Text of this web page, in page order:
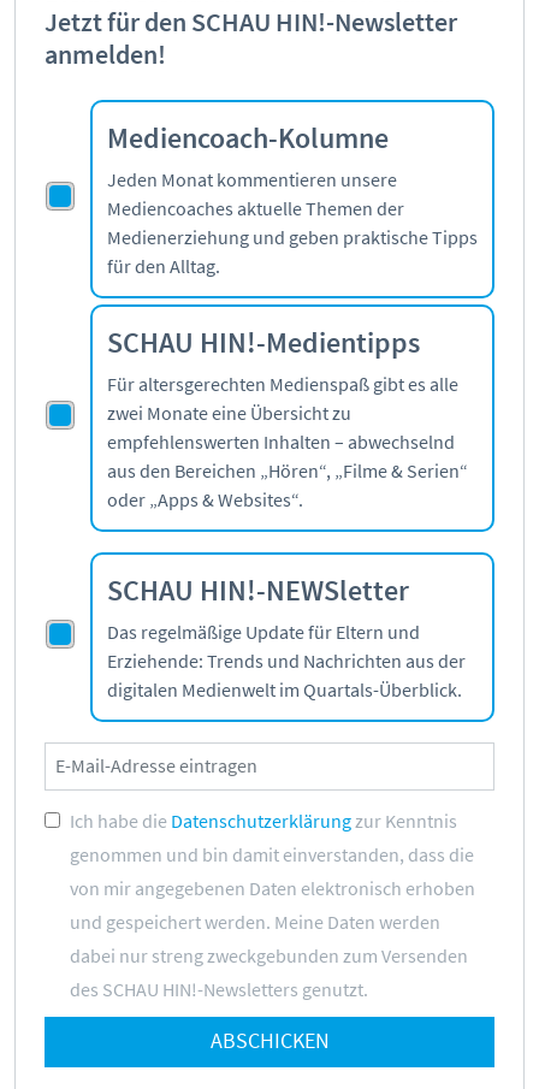
Jetzt für den SCHAU HIN!-Newsletter
anmelden!
Mediencoach-Kolumne
Jeden Monat kommentieren unsere
Mediencoaches aktuelle Themen der
Medienerziehung und geben praktische Tipps
für den Alltag.
SCHAU HIN!-Medientipps
Für altersgerechten Medienspaß gibt es alle
zwei Monate eine Übersicht zu
empfehlenswerten Inhalten – abwechselnd
aus den Bereichen „Hören“, „Filme & Serien“
oder „Apps & Websites“.
SCHAU HIN!-NEWSletter
Das regelmäßige Update für Eltern und
Erziehende: Trends und Nachrichten aus der
digitalen Medienwelt im Quartals-Überblick.
Ich habe die Datenschutzerklärungzur Kenntnis
genommen und bin damit einverstanden, dass die
von mir angegebenen Daten elektronisch erhoben
und gespeichert werden. Meine Daten werden
dabei nur streng zweckgebunden zum Versenden
des SCHAU HIN!-Newsletters genutzt.
ABSCHICKEN